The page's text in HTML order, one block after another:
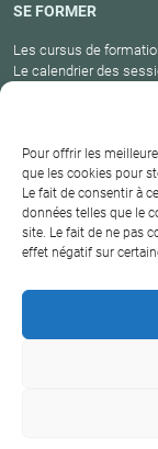
Pour offrir les
que les cookies pour
Le fait de consentir à
données telles que le
site. Le fait de ne pas
effet négatif sur
SE FORMER
Les cursus de
Le calendrier des
Mentions
légales
vente